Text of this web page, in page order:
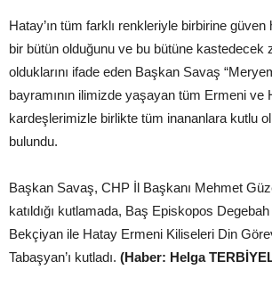
Hatay’ın tüm farklı renkleriyle birbirine güven
bir bütün olduğunu ve bu bütüne kastedecek
olduklarını ifade eden Başkan Savaş
bayramının ilimizde yaşayan tüm Ermeni ve
kardeşlerimizle birlikte tüm inananlara kutlu
bulundu.
Başkan Savaş, CHP İl Başkanı Mehmet
katıldığı kutlamada, Baş Episkopos
Bekçiyan ile Hatay Ermeni Kiliseleri Din
Tabaşyan’ı kutladı. (Haber: Helga